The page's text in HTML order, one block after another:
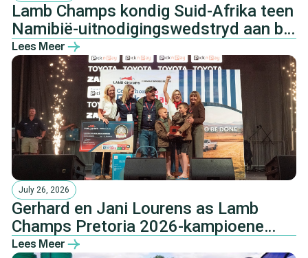
Lamb Champs kondig Suid-Afrika teen
Namibië-uitnodigingswedstryd aan by
Pretoria-boeredinee
Lees Meer
July 26, 2026
Gerhard en Jani Lourens as Lamb
Champs Pretoria 2026-kampioene
gekroon
Lees Meer